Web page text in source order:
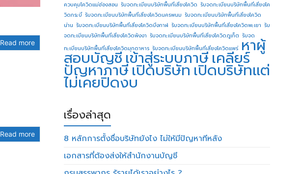
Read more
Read more
ควบคุมโควิดแม่ฮ่องสอน รับจดทะเบียนบริษัทพื้นที่เสี่ยงโควิด รับจดทะเบียนบริษัทพื้นที่เสี่ยงโค
วิดกระบี่ รับจดทะเบียนบริษัทพื้นที่เสี่ยงโควิดนครพนม รับจดทะเบียนบริษัทพื้นที่เสี่ยงโควิด
น่าน รับจดทะเบียนบริษัทพื้นที่เสี่ยงโควิดบึงกาฬ รับจดทะเบียนบริษัทพื้นที่เสี่ยงโควิดพะเยา รับ
จดทะเบียนบริษัทพื้นที่เสี่ยงโควิดพังงา รับจดทะเบียนบริษัทพื้นที่เสี่ยงโควิดภูเก็ต รับจด
ทะเบียนบริษัทพื้นที่เสี่ยงโควิดมุกดาหาร รับจดทะเบียนบริษัทพื้นที่เสี่ยงโควิดแพร่ หาผู้
สอบบัญชี เข้าสู่ระบบภาษี เคลียร์
ปัญหาภาษีเปิดบริษัทเปิดบริษัทแต่
ไม่เคยปิดงบ
เรื่องล่าสุด
8 หลักการตั้งชื่อบริษัทยังไง ไม่ให้มีปัญหาทีหลัง
เอกสารที่ต้องส่งให้สำนักงานบัญชี